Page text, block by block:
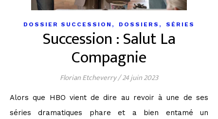
DOSSIER SUCCESSION , DOSSIERS , SÉRIES
Succession : Salut La
Compagnie
Florian Etcheverry/24 juin 2023
Alors que HBO vient de dire au revoir à une de ses
séries dramatiques phare et a bien entamé un